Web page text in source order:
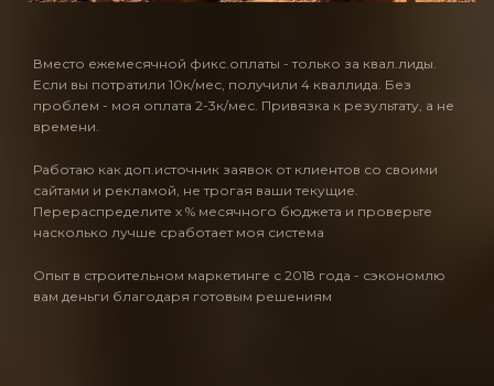
Вместо ежемесячной фикс.оплаты - только за квал.лиды.
Если вы потратили 10к/мес, получили 4 кваллида. Без
проблем - моя оплата 2-3к/мес. Привязка к результату, а не
времени.
Работаю как доп.источник заявок от клиентов со своими
сайтами и рекламой, не трогая ваши текущие.
Перераспределите х % месячного бюджета и проверьте
насколько лучше сработает моя система
Опыт в строительном маркетинге с 2018 года - сэкономлю
вам деньги благодаря готовым решениям